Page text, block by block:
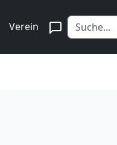
Verein